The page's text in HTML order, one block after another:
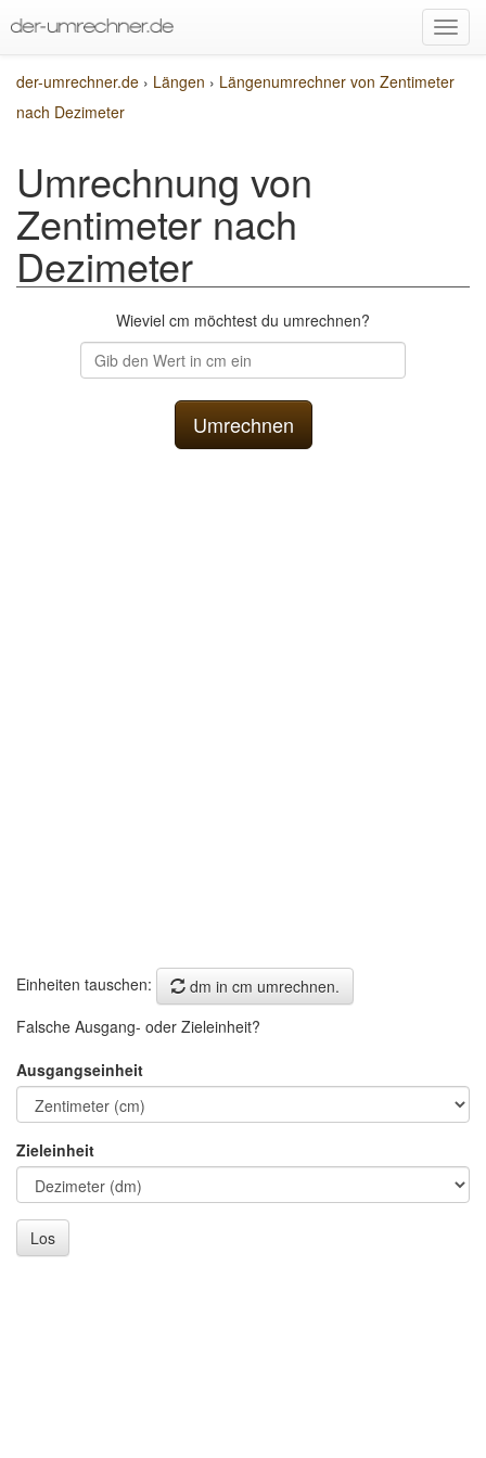
der-umrechner.de › Längen › Längenumrechner von Zentimeter
nach Dezimeter
Umrechnung von
Zentimeter nach
Dezimeter
Wieviel cm möchtest du umrechnen?
Einheiten tauschen:
dm in cm umrechnen.
Falsche Ausgang- oder Zieleinheit?
Ausgangseinheit
Zieleinheit
Los